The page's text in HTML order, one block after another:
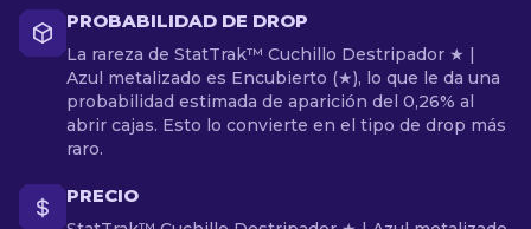
PROBABILIDAD DE DROP
La rareza de StatTrak™ Cuchillo Destripador ★ |
Azul metalizado es Encubierto (★), lo que le da una
probabilidad estimada de aparición del 0,26% al
abrir cajas. Esto lo convierte en el tipo de drop más
raro.
PRECIO